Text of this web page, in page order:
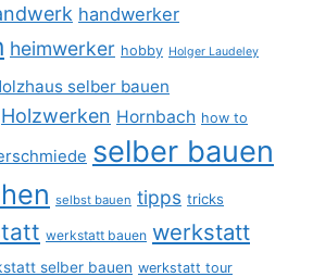
handwerker
heimwerker hobby Holger Laudeley
selber bauen
Holzwerken Hornbach how to
selber bauen
selbst bauen tipps tricks
werkstatt bauen werkstatt
selber bauen werkstatt tour